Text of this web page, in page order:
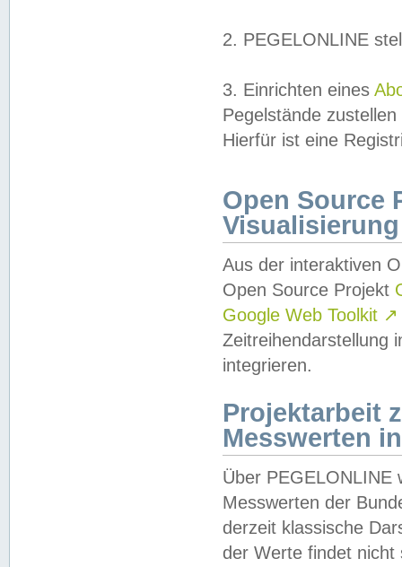
2. PEGELONLINE
3. Einrichten eines
Pegelstände
Hierfür ist eine
Open Source
Visualisierung
Aus der interaktiven
Open Source Projekt
Google Web Toolkit ↗
Zeitreihendarstellung
integrieren.
Projektarbeit
Messwerten
Über PEGELONLINE
Messwerten der
derzeit klassische
der Werte findet